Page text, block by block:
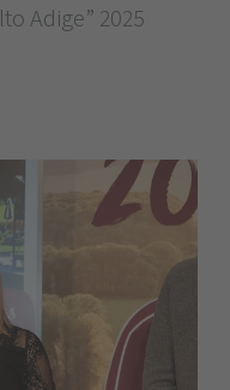
Adige” 2025